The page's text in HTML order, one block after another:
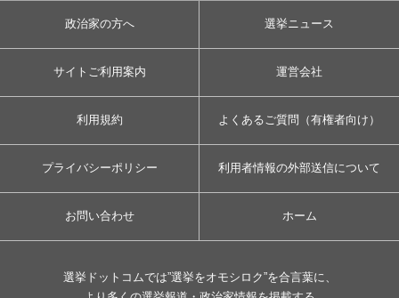
政治家の方へ 選挙ニュース
サイトご利用案内 運営会社
利用規約 よくあるご質問（有権者向け）
プライバシーポリシー 利用者情報の外部送信について
お問い合わせ ホーム
選挙ドットコムでは”選挙をオモシロク”を合言葉に、